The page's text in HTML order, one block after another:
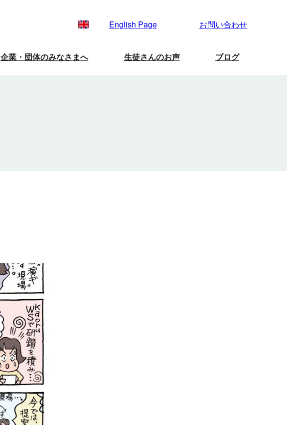
English Page お問い合わせ
企業・団体のみなさまへ 生徒さんのお声 ブログ